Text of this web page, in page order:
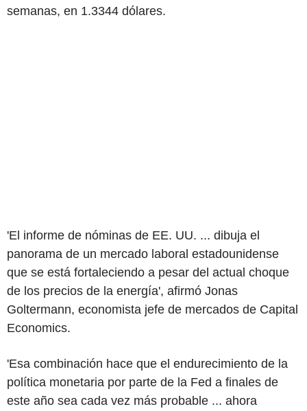
semanas, en 1.3344 dólares.
'El informe de nóminas de EE. UU. ... dibuja el
panorama de un mercado laboral estadounidense
que se está fortaleciendo a pesar del actual choque
de los precios de la energía', afirmó Jonas
Goltermann, economista jefe de mercados de Capital
Economics.
'Esa combinación hace que el endurecimiento de la
política monetaria por parte de la Fed a finales de
este año sea cada vez más probable ... ahora